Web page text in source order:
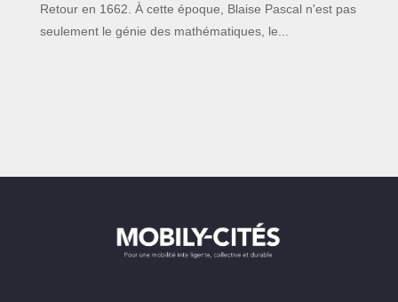
Retour en 1662. À cette époque, Blaise Pascal n'est pas
seulement le génie des mathématiques, le...